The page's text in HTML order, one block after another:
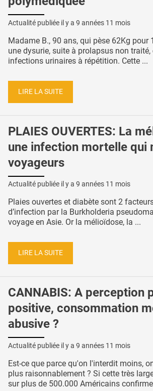
Actualité publiée il y a 9 années 11 mois
Madame B., 90 ans, qui pèse 62Kg pour
une dysurie, suite à prolapsus non
infections urinaires à répétition. Cette ...
LIRE LA SUITE
PLAIES OUVERTES: La
une infection mortelle qui
voyageurs
Actualité publiée il y a 9 années 11 mois
Plaies ouvertes et diabète sont 2
d’infection par la Burkholderia
voyage en Asie. Or la mélioïdose, la ...
LIRE LA SUITE
CANNABIS: A perception
positive, consommation
abusive ?
Actualité publiée il y a 9 années 11 mois
Est-ce que parce qu'on l'interdit moins,
plus raisonnablement ? Si cette très
sur plus de 500.000 Américains